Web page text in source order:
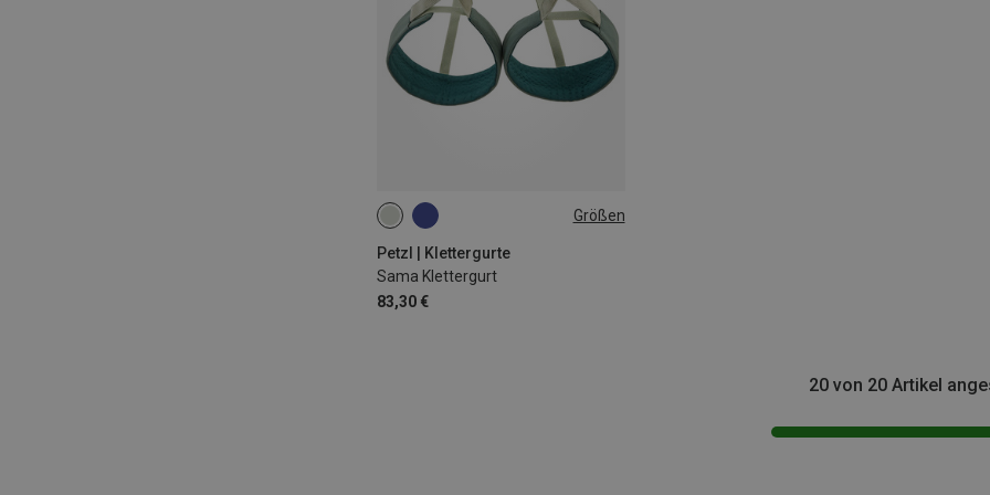
Größen
Petzl | Klettergurte
Sama Klettergurt
83,30 €
71-77CM
84-92CM
92-100CM
20 von 20 Artikel